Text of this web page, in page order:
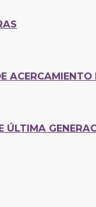
ÚLTIMA